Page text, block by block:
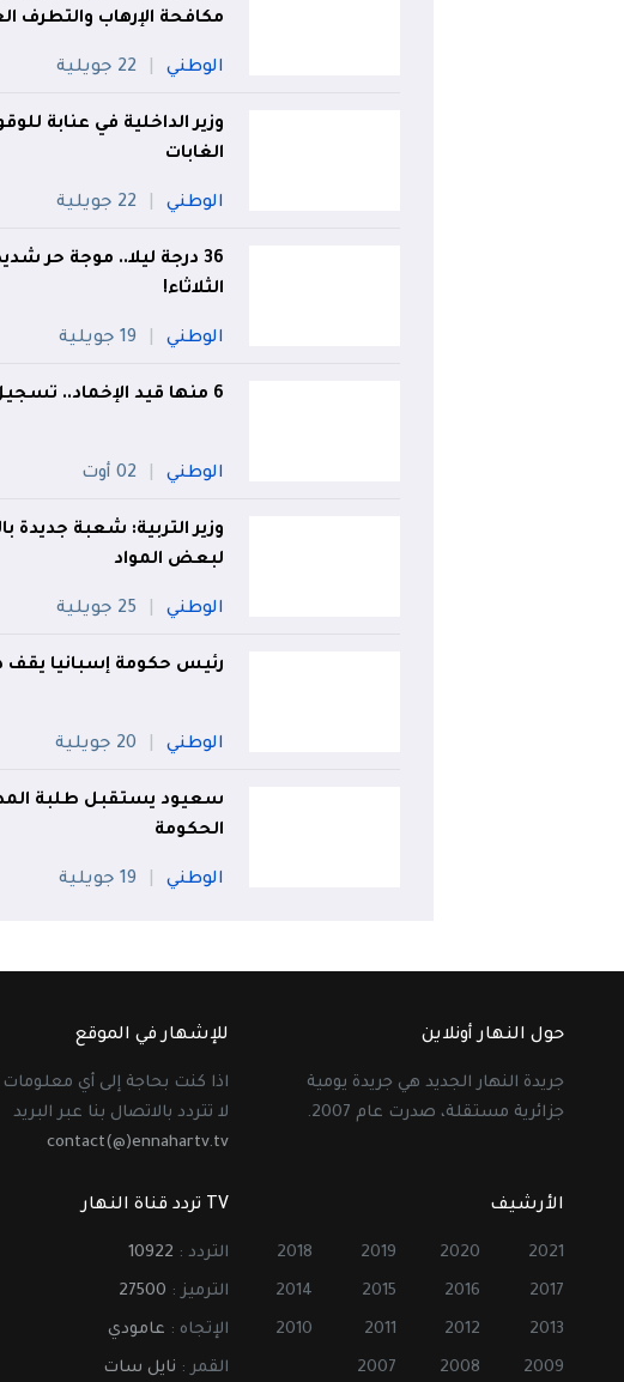
مكافحة الإرهاب والتطرف
الوطني 22 جويلية
وزير الداخلية في عنابة
الغابات
الوطني 22 جويلية
الثلاثاء!
الوطني 19 جويلية
6 منها قيد الإخماد.. تسجيل 13 حريقا اليوم!
الوطني 02 أوت
وزير التربية: شعبة جديدة
لبعض المواد
الوطني 25 جويلية
رئيس حكومة إسبانيا
الوطني 20 جويلية
سعيود يستقبل طلبة
الحكومة
الوطني 19 جويلية
حول النهار أونلاين
جريدة النهار الجديد هي جريدة يومية
جزائرية مستقلة، صدرت عام 2007.
للإشهار في الموقع
اذا كنت بحاجة إلى أي معلومات
لا تتردد بالاتصال بنا عبر البريد
contact(@)ennahartv.tv
الأرشيف
2021
2020
2019
2018
2017
2016
2015
2014
2013
2012
2011
2010
2009
2008
2007
TV تردد قناة النهار
التردد : 10922
الترميز : 27500
الإتجاه : عامودي
القمر : نايل سات